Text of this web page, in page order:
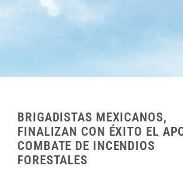
BRIGADISTAS MEXICANOS,
FINALIZAN CON ÉXITO EL
COMBATE DE INCENDIOS
FORESTALES